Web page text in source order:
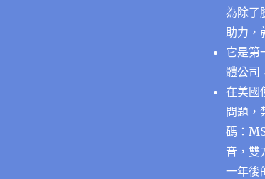
為除了
助力，
它是第
體公司
在美國
問題，
碼：
音，雙
一年後